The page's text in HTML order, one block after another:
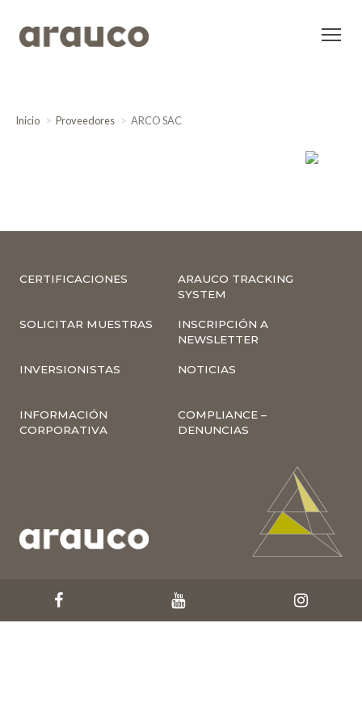
Inicio Proveedores ARCO SAC
CERTIFICACIONES
ARAUCO TRACKING
SYSTEM
SOLICITAR MUESTRAS
INSCRIPCIÓN A
NEWSLETTER
INVERSIONISTAS NOTICIAS
INFORMACIÓN
CORPORATIVA
COMPLIANCE –
DENUNCIAS